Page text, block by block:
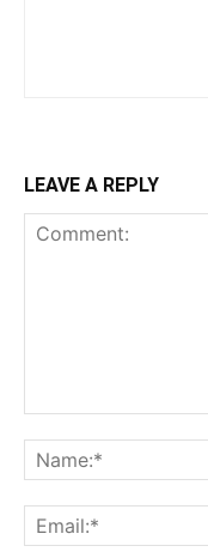
LEAVE A REPLY